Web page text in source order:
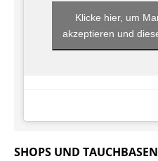
Klicke hier, um
akzeptieren und
SHOPS UND TAUCHBASEN